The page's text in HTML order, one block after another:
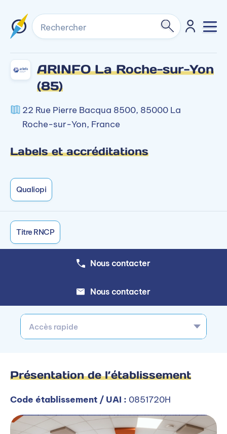
Rechercher
ARINFO La Roche-sur-Yon
(85)
22 Rue Pierre Bacqua 8500, 85000 La
Roche-sur-Yon, France
Labels et accréditations
Qualiopi
Titre RNCP
Nous contacter
Nous contacter
Accès rapide
Présentation de l’établissement
Code établissement / UAI : 0851720H